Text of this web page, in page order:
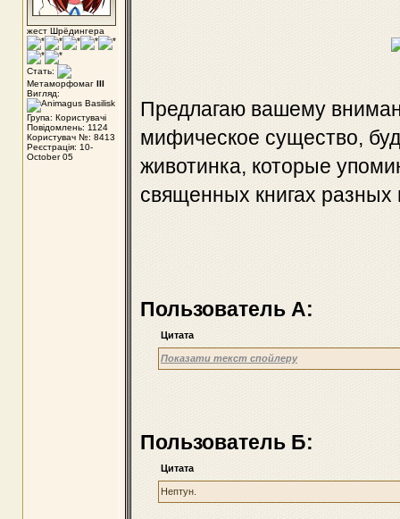
жест Шрёдингера
Стать:
Метаморфомаг III
Вигляд:
Група: Користувачі
Повідомлень: 1124
Користувач №: 8413
Реєстрація: 10-
October 05
Предлагаю вашему
мифическое существо,
животинка, которые
священных книгах
Пользователь А:
Цитата
Показати текст спойлеру
Пользователь Б:
Цитата
Нептун.